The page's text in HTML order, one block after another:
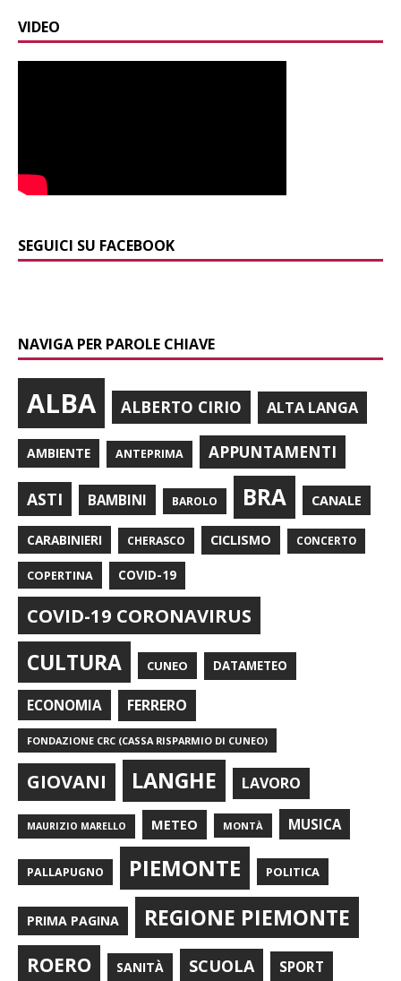
VIDEO
SEGUICI SU FACEBOOK
NAVIGA PER PAROLE CHIAVE
ALBA ALBERTO CIRIO ALTA LANGA
AMBIENTE ANTEPRIMA APPUNTAMENTI
ASTI BAMBINI BAROLO BRA CANALE
CARABINIERI CHERASCO CICLISMO CONCERTO
COPERTINA COVID-19
COVID-19 CORONAVIRUS
CULTURA CUNEO DATAMETEO
ECONOMIA FERRERO
FONDAZIONE CRC (CASSA RISPARMIO DI CUNEO)
GIOVANI LANGHE LAVORO
MAURIZIO MARELLO METEO MONTÀ MUSICA
PALLAPUGNO PIEMONTE POLITICA
PRIMA PAGINA REGIONE PIEMONTE
ROERO SANITÀ SCUOLA SPORT